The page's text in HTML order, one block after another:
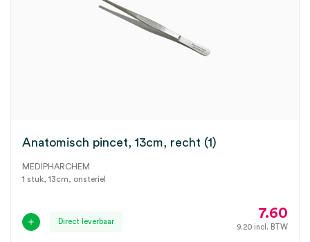
Anatomisch pincet, 13cm, recht (1)
MEDIPHARCHEM
1 stuk, 13cm, onsteriel
Direct leverbaar
7.60
9.20 incl. BTW